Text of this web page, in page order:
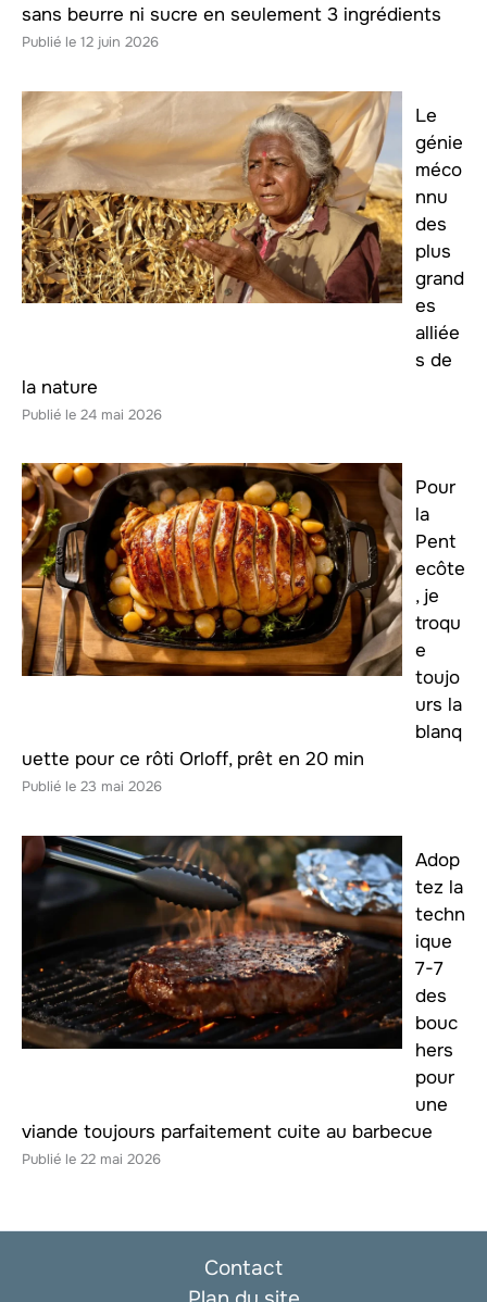
sans beurre ni sucre en seulement 3 ingrédients
12 juin 2026
Le
génie
méco
nnu
des
plus
grand
es
alliée
s de
la nature
24 mai 2026
Pour
la
Pent
ecôte
, je
troqu
e
toujo
urs la
blanq
uette pour ce rôti Orloff, prêt en 20 min
23 mai 2026
Adop
tez la
techn
ique
7-7
des
bouc
hers
pour
une
viande toujours parfaitement cuite au barbecue
22 mai 2026
Contact